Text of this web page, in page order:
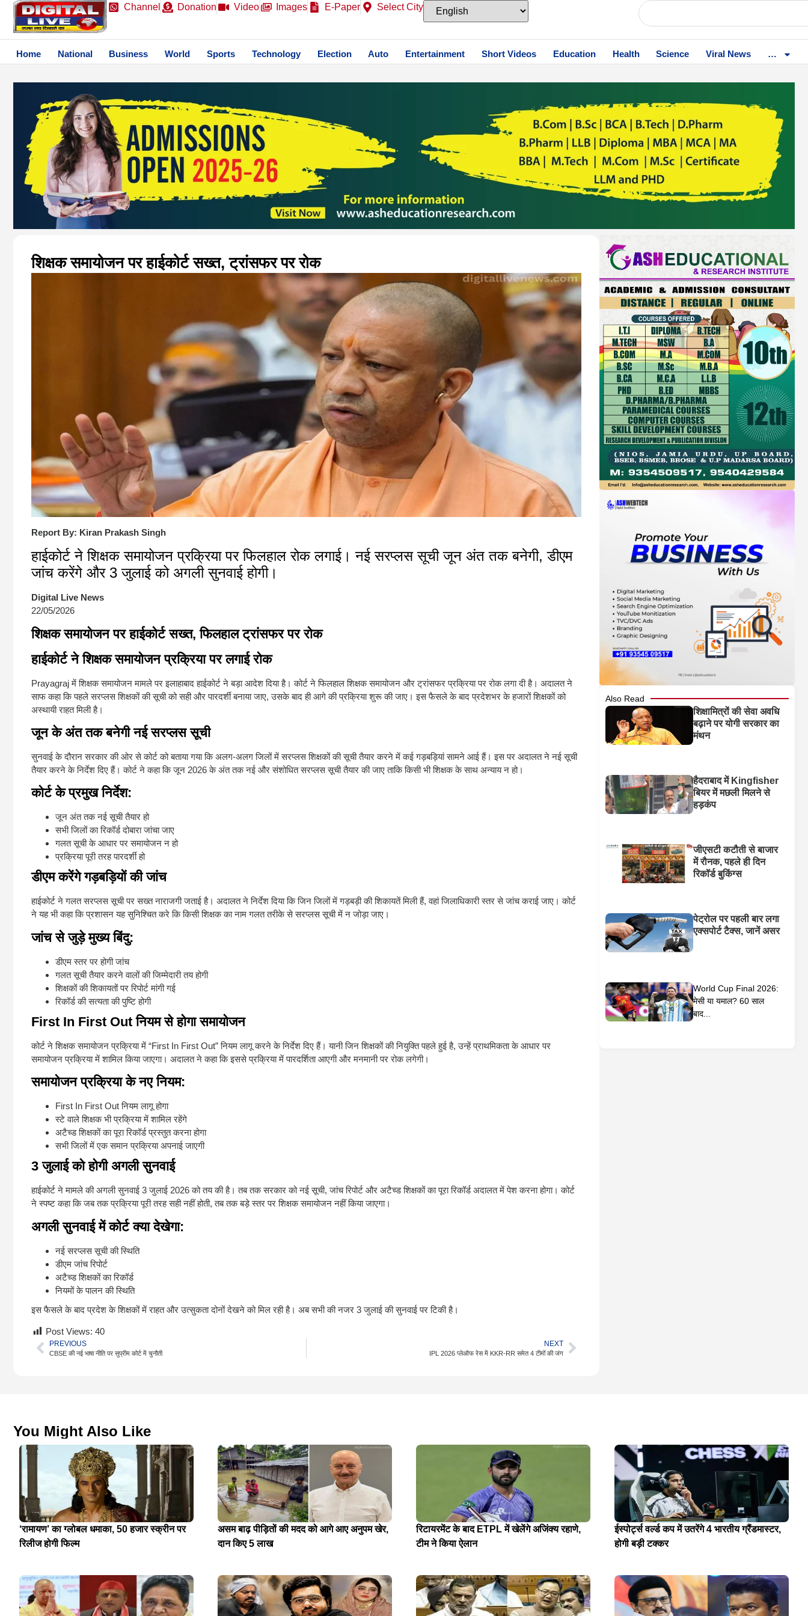
Channel Donation Video Images E-Paper Select City
Home National Business World Sports Technology Election Auto Entertainment Short Videos Education Health Science Viral News …
शिक्षक समायोजन पर हाईकोर्ट सख्त, ट्रांसफर पर रोक
Report By: Kiran Prakash Singh
हाईकोर्ट ने शिक्षक समायोजन प्रक्रिया पर फिलहाल रोक लगाई। नई सरप्लस सूची जून अंत तक बनेगी, डीएम
जांच करेंगे और 3 जुलाई को अगली सुनवाई होगी।
Digital Live News
22/05/2026
शिक्षक समायोजन पर हाईकोर्ट सख्त, फिलहाल ट्रांसफर पर रोक
हाईकोर्ट ने शिक्षक समायोजन प्रक्रिया पर लगाई रोक
Prayagrajमें शिक्षक समायोजन मामले पर इलाहाबाद हाईकोर्ट ने बड़ा आदेश दिया है। कोर्ट ने फिलहाल शिक्षक समायोजन और ट्रांसफर प्रक्रिया पर रोक लगा दी है। अदालत ने
साफ कहा कि पहले सरप्लस शिक्षकों की सूची को सही और पारदर्शी बनाया जाए, उसके बाद ही आगे की प्रक्रिया शुरू की जाए। इस फैसले के बाद प्रदेशभर के हजारों शिक्षकों को
अस्थायी राहत मिली है।
जून के अंत तक बनेगी नई सरप्लस सूची
सुनवाई के दौरान सरकार की ओर से कोर्ट को बताया गया कि अलग-अलग जिलों में सरप्लस शिक्षकों की सूची तैयार करने में कई गड़बड़ियां सामने आई हैं। इस पर अदालत ने नई सूची
तैयार करने के निर्देश दिए हैं। कोर्ट ने कहा कि जून 2026 के अंत तक नई और संशोधित सरप्लस सूची तैयार की जाए ताकि किसी भी शिक्षक के साथ अन्याय न हो।
कोर्ट के प्रमुख निर्देश:
जून अंत तक नई सूची तैयार हो
सभी जिलों का रिकॉर्ड दोबारा जांचा जाए
गलत सूची के आधार पर समायोजन न हो
प्रक्रिया पूरी तरह पारदर्शी हो
डीएम करेंगे गड़बड़ियों की जांच
हाईकोर्ट ने गलत सरप्लस सूची पर सख्त नाराजगी जताई है। अदालत ने निर्देश दिया कि जिन जिलों में गड़बड़ी की शिकायतें मिली हैं, वहां जिलाधिकारी स्तर से जांच कराई जाए। कोर्ट
ने यह भी कहा कि प्रशासन यह सुनिश्चित करे कि किसी शिक्षक का नाम गलत तरीके से सरप्लस सूची में न जोड़ा जाए।
जांच से जुड़े मुख्य बिंदु:
डीएम स्तर पर होगी जांच
गलत सूची तैयार करने वालों की जिम्मेदारी तय होगी
शिक्षकों की शिकायतों पर रिपोर्ट मांगी गई
रिकॉर्ड की सत्यता की पुष्टि होगी
First In First Out नियम से होगा समायोजन
कोर्ट ने शिक्षक समायोजन प्रक्रिया में “First In First Out” नियम लागू करने के निर्देश दिए हैं। यानी जिन शिक्षकों की नियुक्ति पहले हुई है, उन्हें प्राथमिकता के आधार पर
समायोजन प्रक्रिया में शामिल किया जाएगा। अदालत ने कहा कि इससे प्रक्रिया में पारदर्शिता आएगी और मनमानी पर रोक लगेगी।
समायोजन प्रक्रिया के नए नियम:
First In First Out नियम लागू होगा
स्टे वाले शिक्षक भी प्रक्रिया में शामिल रहेंगे
अटैच्ड शिक्षकों का पूरा रिकॉर्ड प्रस्तुत करना होगा
सभी जिलों में एक समान प्रक्रिया अपनाई जाएगी
3 जुलाई को होगी अगली सुनवाई
हाईकोर्ट ने मामले की अगली सुनवाई 3 जुलाई 2026 को तय की है। तब तक सरकार को नई सूची, जांच रिपोर्ट और अटैच्ड शिक्षकों का पूरा रिकॉर्ड अदालत में पेश करना होगा। कोर्ट
ने स्पष्ट कहा कि जब तक प्रक्रिया पूरी तरह सही नहीं होती, तब तक बड़े स्तर पर शिक्षक समायोजन नहीं किया जाएगा।
अगली सुनवाई में कोर्ट क्या देखेगा:
नई सरप्लस सूची की स्थिति
डीएम जांच रिपोर्ट
अटैच्ड शिक्षकों का रिकॉर्ड
नियमों के पालन की स्थिति
इस फैसले के बाद प्रदेश के शिक्षकों में राहत और उत्सुकता दोनों देखने को मिल रही है। अब सभी की नजर 3 जुलाई की सुनवाई पर टिकी है।
Post Views: 40
PREVIOUS
CBSE की नई भाषा नीति पर सुप्रीम कोर्ट में चुनौती
NEXT
IPL 2026 प्लेऑफ रेस में KKR-RR समेत 4 टीमों की जंग
Also Read
शिक्षामित्रों की सेवा अवधि
बढ़ाने पर योगी सरकार का
मंथन
हैदराबाद में Kingfisher
बियर में मछली मिलने से
हड़कंप
जीएसटी कटौती से बाजार
में रौनक, पहले ही दिन
रिकॉर्ड बुकिंग्स
पेट्रोल पर पहली बार लगा
एक्सपोर्ट टैक्स, जानें असर
World Cup Final 2026:
मेसी या यमाल? 60 साल
बाद...
You Might Also Like
‘रामायण’ का ग्लोबल धमाका, 50 हजार स्क्रीन पर
रिलीज होगी फिल्म
असम बाढ़ पीड़ितों की मदद को आगे आए अनुपम खेर,
दान किए 5 लाख
रिटायरमेंट के बाद ETPL में खेलेंगे अजिंक्य रहाणे,
टीम ने किया ऐलान
ईस्पोर्ट्स वर्ल्ड कप में उतरेंगे 4 भारतीय ग्रैंडमास्टर,
होगी बड़ी टक्कर